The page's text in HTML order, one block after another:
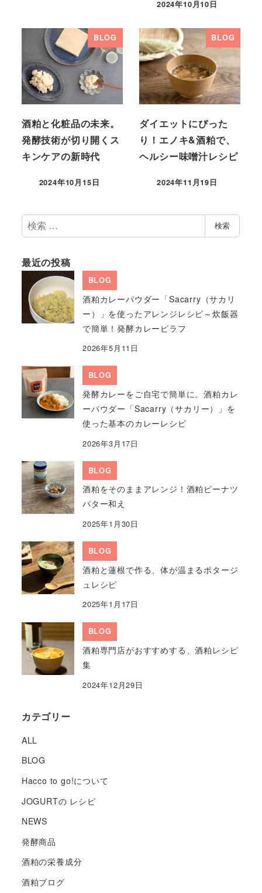
2024年10月10日
BLOG
酒粕と化粧品の未来。
発酵技術が切り開くス
キンケアの新時代
2024年10月15日
BLOG
ダイエットにぴった
り！エノキ&酒粕で、
ヘルシー味噌汁レシピ
2024年11月19日
検
索
検索
最近の投稿
BLOG
酒粕カレーパウダー「Sacarry（サカリ
ー）」を使ったアレンジレシピ～炊飯器
で簡単！発酵カレーピラフ
2026年5月11日
BLOG
発酵カレーをご自宅で簡単に。酒粕カレ
ーパウダー「Sacarry（サカリー）」を
使った基本のカレーレシピ
2026年3月17日
BLOG
酒粕をそのままアレンジ！酒粕ピーナツ
バター和え
2025年1月30日
BLOG
酒粕と蓮根で作る、体が温まるポタージ
ュレシピ
2025年1月17日
BLOG
酒粕専門店がおすすめする、酒粕レシピ
集
2024年12月29日
カテゴリー
ALL
BLOG
Hacco to go!について
JOGURTの レシピ
NEWS
発酵商品
酒粕の栄養成分
酒粕ブログ